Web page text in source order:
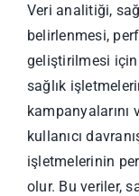
Veri analitiği,
belirlenmesi,
geliştirilmesi
sağlık
kampanyalarını
kullanıcı
işletmelerinin
olur. Bu veriler,